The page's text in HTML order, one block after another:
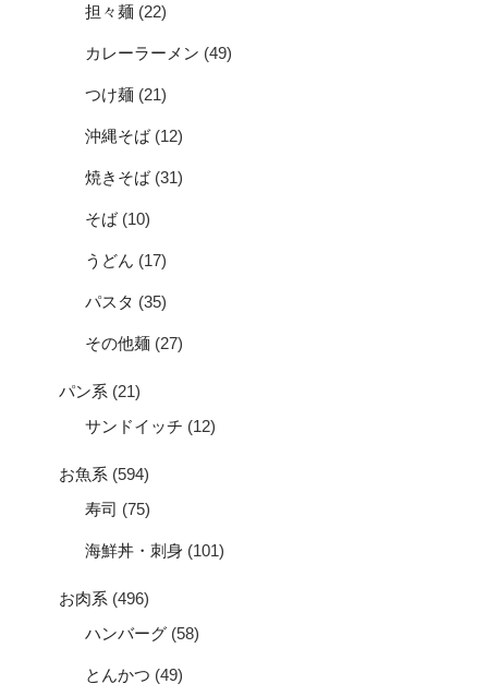
担々麺 (22)
カレーラーメン (49)
つけ麺 (21)
沖縄そば(12)
焼きそば(31)
そば(10)
うどん (17)
パスタ (35)
その他麺 (27)
パン系 (21)
サンドイッチ (12)
お魚系 (594)
寿司 (75)
海鮮丼・刺身 (101)
お肉系 (496)
ハンバーグ (58)
とんかつ (49)